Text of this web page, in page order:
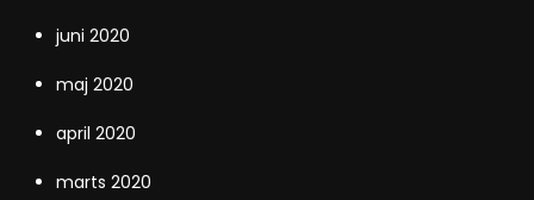
juni 2020
maj 2020
april 2020
marts 2020